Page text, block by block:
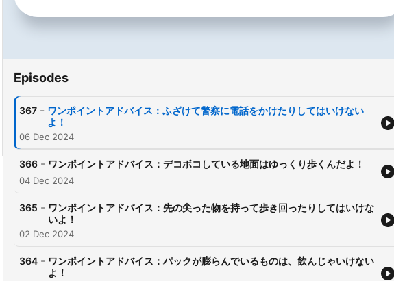
を楽しみながら、自分を守る安
ン！ ラブール警部の事件簿 毎
集は 毎週水配信です。 ワンポ
イントアドバイス 毎週日配信で
babybus ＃おやすみ ＃朗
推理 ＃教育 ＃子供向け ＃
ポッドキャスト ＃オーディオ
Episodes
367 - ワンポイントアドバイス：ふざけて警察に電話をかけたりしてはいけない
よ！
06 Dec 2024
366 - ワンポイントアドバイス：デコボコしている地面はゆっくり歩くんだよ！
04 Dec 2024
365 - ワンポイントアドバイス：先の尖った物を持って歩き回ったりしてはいけな
いよ！
02 Dec 2024
364 - ワンポイントアドバイス：パックが膨らんでいるものは、飲んじゃいけない
よ！